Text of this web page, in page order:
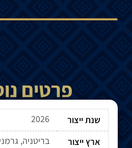
פרטים
שנת ייצור
2026
ארץ ייצור
בריטניה,